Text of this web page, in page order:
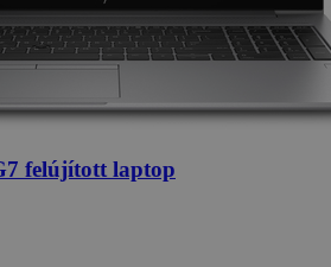
felújított laptop